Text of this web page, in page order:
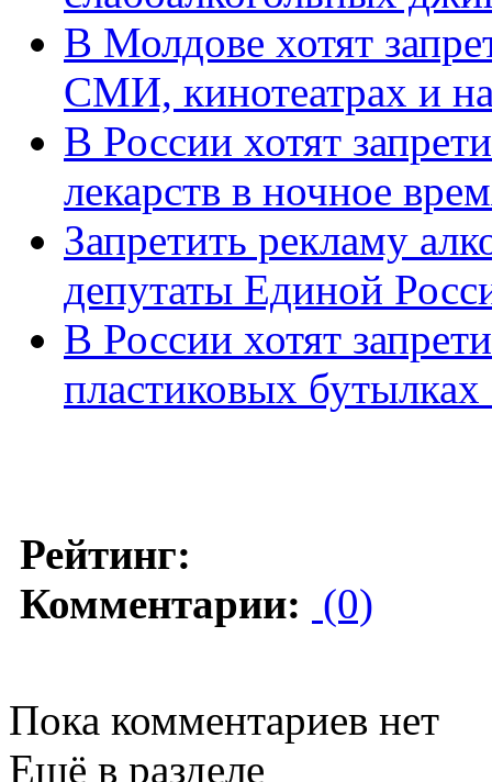
В Молдове хотят
СМИ, кинотеатрах и
В России хотят
лекарств в ночное
Запретить рекламу
депутаты Единой
В России хотят
пластиковых
Рейтинг:
Комментарии: (0)
Пока комментариев нет
Ещё в разделе